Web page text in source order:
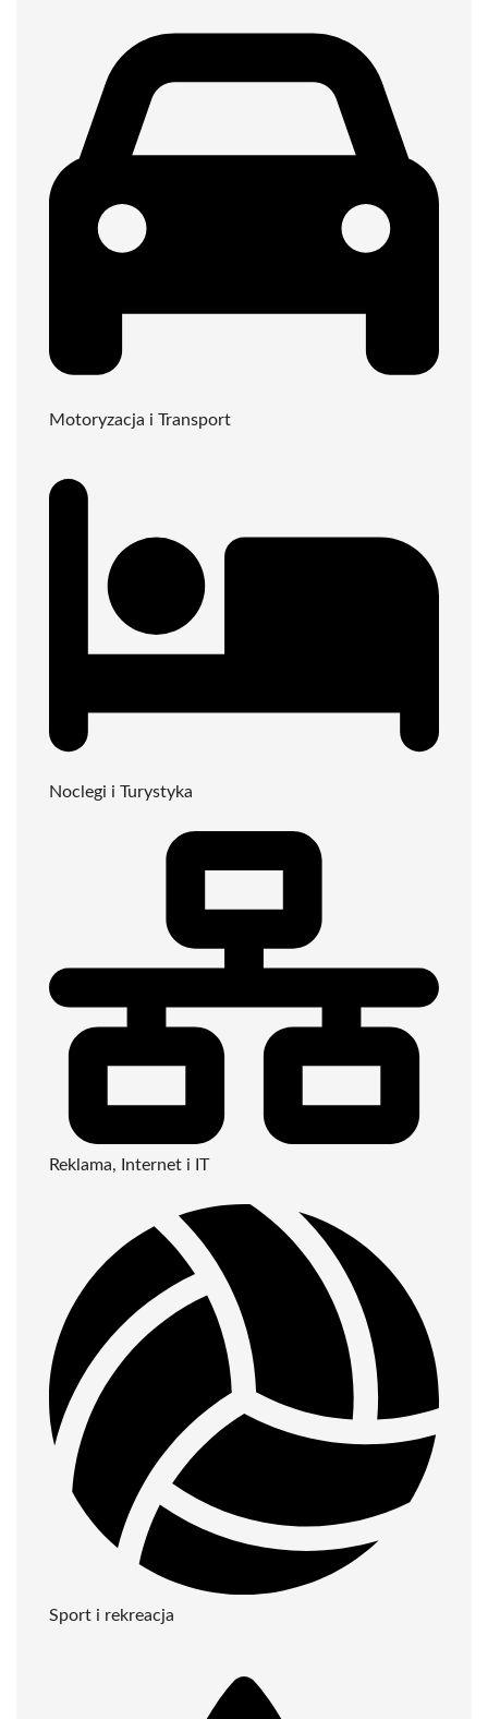
Motoryzacja i Transport
Noclegi i Turystyka
Reklama, Internet i IT
Sport i rekreacja